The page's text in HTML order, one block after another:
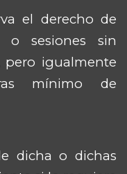
el derecho de
o sesiones sin
pero igualmente
mínimo de
dicha o dichas